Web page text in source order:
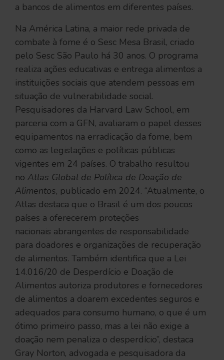
a bancos de alimentos em diferentes países.
Na América Latina, a maior rede privada de
combate à fome é o Sesc Mesa Brasil, criado
pelo Sesc São Paulo há 30 anos. O programa
realiza ações educativas e entrega alimentos a
instituições sociais que atendem pessoas em
situação de vulnerabilidade social.
Pesquisadores da Harvard Law School, em
parceria com a GFN, avaliaram o papel desses
equipamentos na erradicação da fome, bem
como as legislações e políticas públicas
vigentes em 24 países. O trabalho resultou
no Atlas Global de Política de Doação de
Alimentos, publicado em 2024. “Atualmente, o
Atlas destaca que o Brasil é um dos poucos
países a oferecerem proteções
nacionais abrangentes de responsabilidade
para doadores e organizações de recuperação
de alimentos. Também identifica que a Lei
14.016/20 de Desperdício e Doação de
Alimentos autoriza produtores e fornecedores
de alimentos a doarem excedentes seguros e
adequados para consumo humano, o que é um
ótimo primeiro passo, mas a lei não exige a
doação nem penaliza o desperdício”, destaca
Gray Norton, advogada e pesquisadora da